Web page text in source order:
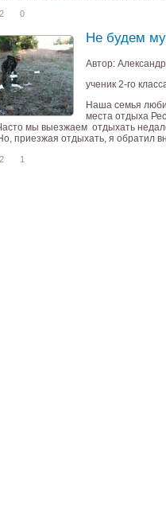
0
Не будем
Автор:
ученик 2-го
Наша семья
места отдыха
мы выезжаем отдыхать
приезжая отдыхать, я обратил
1